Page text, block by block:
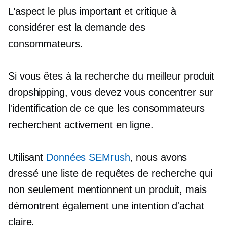
L’aspect le plus important et critique à
considérer est la demande des
consommateurs.
Si vous êtes à la recherche du meilleur produit
dropshipping, vous devez vous concentrer sur
l'identification de ce que les consommateurs
recherchent activement en ligne.
Utilisant Données SEMrush, nous avons
dressé une liste de requêtes de recherche qui
non seulement mentionnent un produit, mais
démontrent également une intention d'achat
claire.